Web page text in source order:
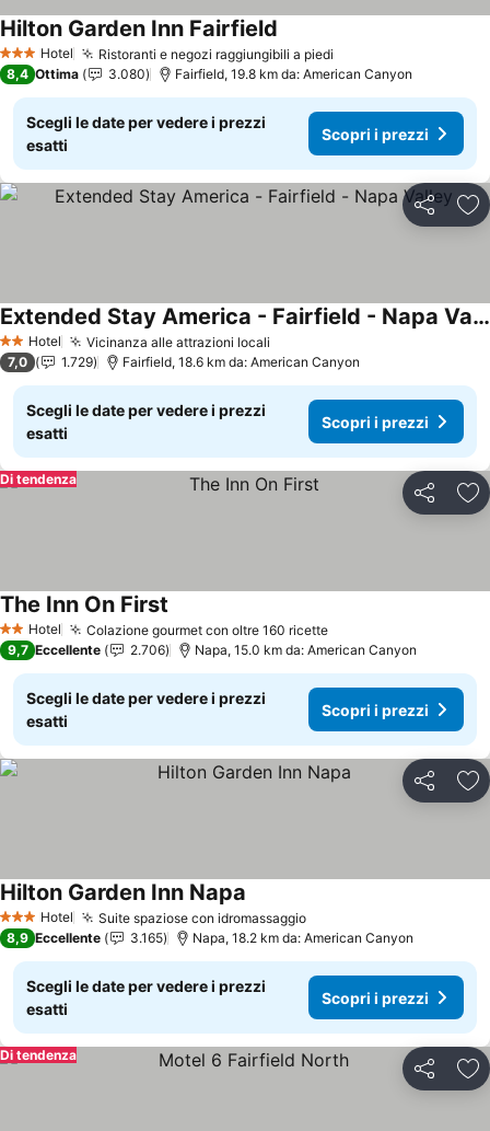
3 StelleHotel Ristoranti e negozi raggiungibili a piedi
Hilton Garden Inn Fairfield
8,4 Ottima 3.080 Fairfield, 19.8 km da: American Canyon
Scegli le date per vedere i prezzi
esatti
Scopri i prezzi
Condividi
2 StelleHotel Vicinanza alle attrazioni locali
Extended Stay America - Fairfield - Napa Valley
7,0 1.729 Fairfield, 18.6 km da: American Canyon
Scegli le date per vedere i prezzi
esatti
Scopri i prezzi
Condividi
Di tendenza
2 StelleHotel Colazione gourmet con oltre 160 ricette
The Inn On First
9,7 Eccellente 2.706 Napa, 15.0 km da: American Canyon
Scegli le date per vedere i prezzi
esatti
Scopri i prezzi
Condividi
3 StelleHotel Suite spaziose con idromassaggio
Hilton Garden Inn Napa
8,9 Eccellente 3.165 Napa, 18.2 km da: American Canyon
Scegli le date per vedere i prezzi
esatti
Scopri i prezzi
Condividi
Di tendenza